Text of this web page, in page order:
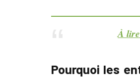
À
Pourquoi les